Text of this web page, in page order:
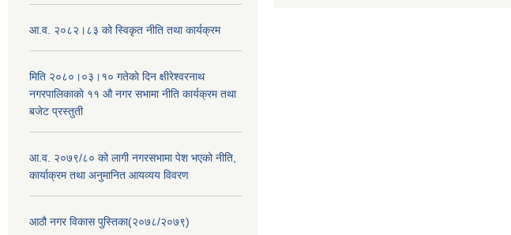
आ.व. २०८२।८३ को स्विकृत नीति तथा कार्यक्रम
मिति २०८०।०३।१० गतेकाे दिन क्षीरेश्वरनाथ
नगरपालिकाकाे ११ ‍औ नगर सभामा नीति कार्यक्रम तथा
बजेट प्रस्तुती
आ.व. २०७९/८० को लागी नगरसभामा पेश भएको नीति,
कार्याक्रम तथा अनुमानित आयव्यय विवरण
आठौ नगर विकास पुस्तिका(२०७८/२०७९)